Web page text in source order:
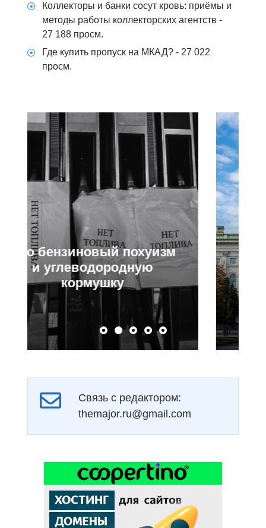
Коллекторы и банки сосут кровь: приёмы и
методы работы коллекторских агентств -
27 188 просм.
Где купить пропуск на МКАД? - 27 022
просм.
Про Центробанк,
Набиулину и ключевую
ставку
Связь с редактором:
themajor.ru@gmail.com